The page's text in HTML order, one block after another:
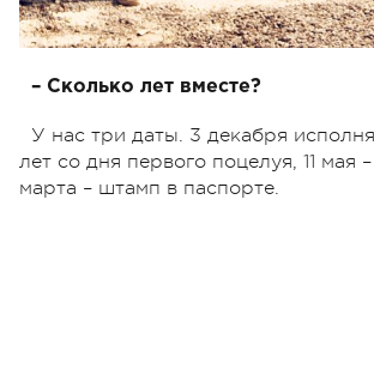
актрисой, я прибежал самый
ее и все...
– Сколько лет вместе?
У нас три даты. 3 декабря
лет со дня первого поцелуя, 11 мая
марта – штамп в паспорте.